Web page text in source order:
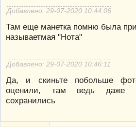
Добавлено: 29-07-2020 10:44:06
Там еще манетка помню была
называетмая "Нота"
Добавлено: 29-07-2020 10:46:11
Да, и скиньте побольше
оценили, там ведь даже
сохранились